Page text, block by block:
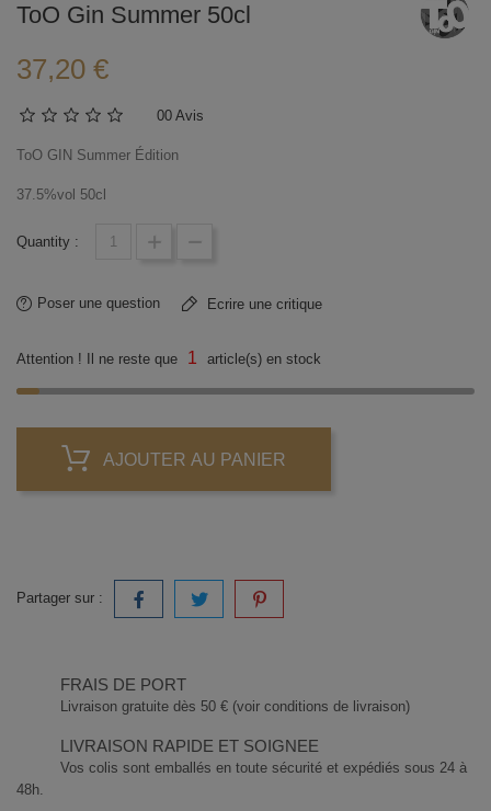
ToO Gin Summer 50cl
37,20 €
00 Avis
ToO GIN Summer Édition
37.5%vol 50cl
Quantity :
Poser une question Ecrire une critique
Attention ! Il ne reste que 1 article(s) en stock
AJOUTER AU PANIER
Partager sur :
FRAIS DE PORT
Livraison gratuite dès 50 € (voir conditions de livraison)
LIVRAISON RAPIDE ET SOIGNEE
Vos colis sont emballés en toute sécurité et expédiés sous 24 à
48h.